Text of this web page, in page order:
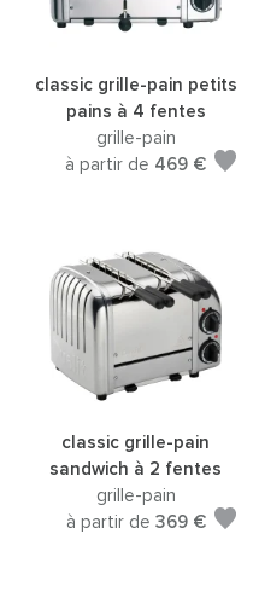
classic grille-pain petits
pains à 4 fentes
grille-pain
à partir de 469 €
classic grille-pain
sandwich à 2 fentes
grille-pain
à partir de 369 €